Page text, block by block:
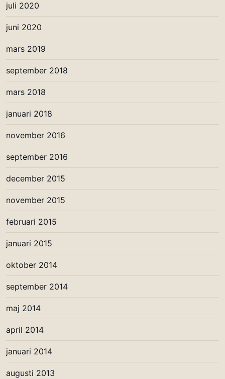
juli 2020
juni 2020
mars 2019
september 2018
mars 2018
januari 2018
november 2016
september 2016
december 2015
november 2015
februari 2015
januari 2015
oktober 2014
september 2014
maj 2014
april 2014
januari 2014
augusti 2013